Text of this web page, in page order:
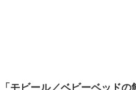
「モビール／ベビーベッド